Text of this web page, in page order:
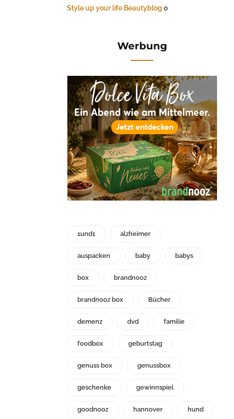
Style up your life Beautyblog 0
Werbung
1und1 alzheimer
auspacken baby babys
box brandnooz
brandnooz box Bücher
demenz dvd familie
foodbox geburtstag
genuss box genussbox
geschenke gewinnspiel
goodnooz hannover hund